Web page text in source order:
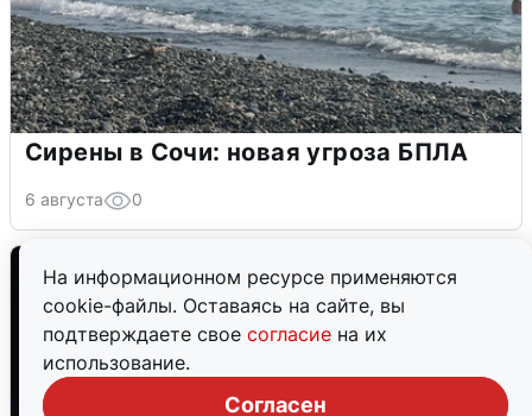
На информационном ресурсе применяются
cookie-файлы. Оставаясь на сайте, вы
подтверждаете свое согласие на их
использование.
Согласен
Сирены в Сочи: новая угроза БПЛА
6 августа 0